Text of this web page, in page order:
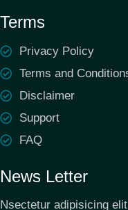
Terms
Privacy Policy
Terms and
Disclaimer
Support
FAQ
News Letter
Nsectetur adipisicing